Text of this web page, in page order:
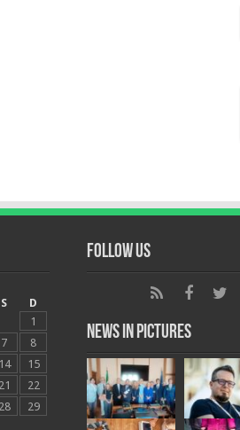
S
D
1
7
8
14
15
21
22
28
29
Follow Us
News in Pictures